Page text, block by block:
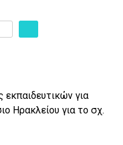
εκπαιδευτικών για
Ηρακλείου για το σχ.